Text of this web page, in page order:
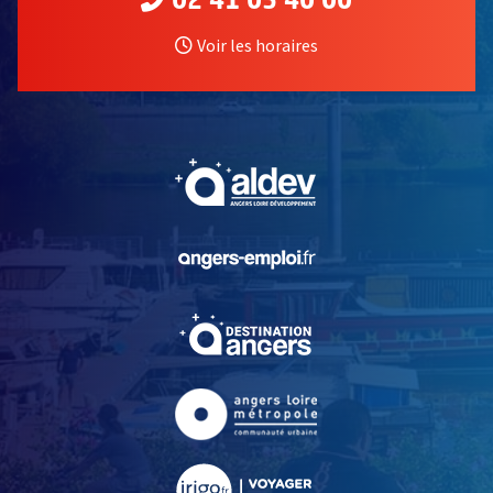
Voir les horaires
, Ouvre une nouvelle
, Ouvre une nouvelle